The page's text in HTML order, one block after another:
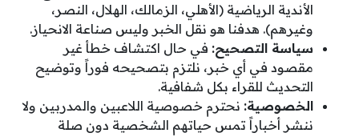
الأندية الرياضية (الأهلي، الزمالك، الهلال، النصر،
وغيرهم). هدفنا هو نقل الخبر وليس صناعة الانحياز.
سياسة التصحيح: في حال اكتشاف خطأ غير
مقصود في أي خبر، نلتزم بتصحيحه فوراً وتوضيح
التحديث للقراء بكل شفافية.
الخصوصية: نحترم خصوصية اللاعبين والمدربين ولا
ننشر أخباراً تمس حياتهم الشخصية دون صلة